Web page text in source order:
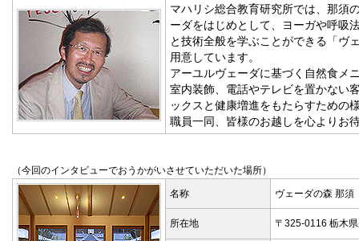
マハリシ総合教育研究所では、那須
ーダをはじめとして、ヨーガや呼吸
と技術全般を学ぶことができる「ヴ
用意しています。
アーユルヴェーダに基づく自然食メ
室内装飾、電話やテレビを置かない
ックスと健康増進をもたらすための
職員一同、皆様のお越しを心よりお
（今回のインタビューでおうかがいさせていただいた場所）
名称 ヴェーダの森 那須
所在地 〒325-0116 栃木